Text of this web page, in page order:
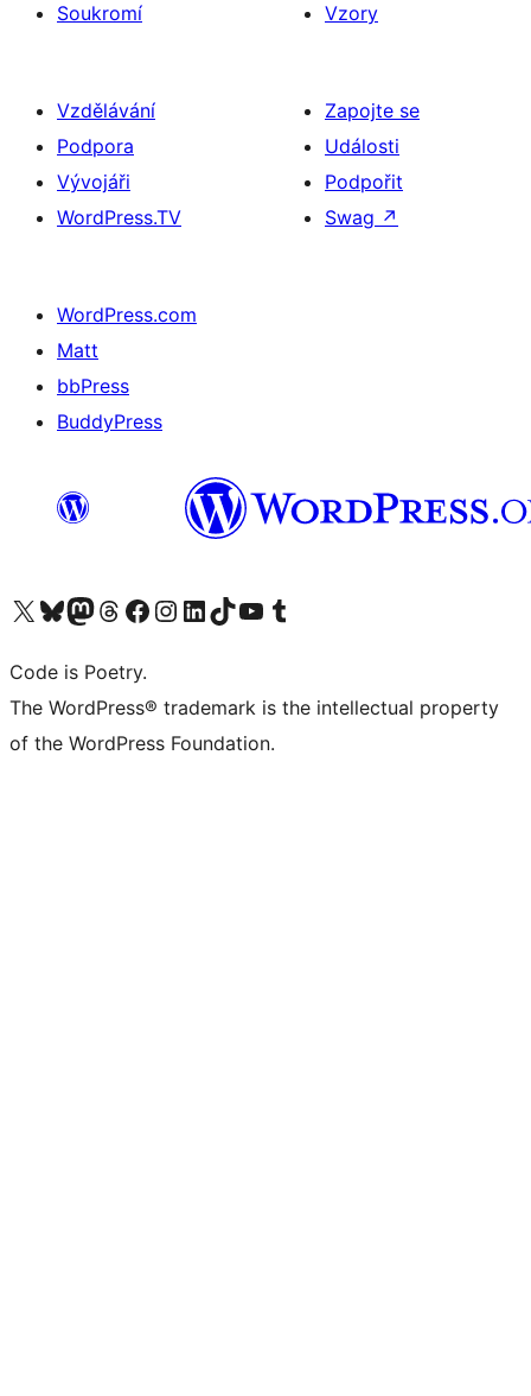
Soukromí
Vzory
Vzdělávání
Podpora
Vývojáři
WordPress.TV
Zapojte se
Události
Podpořit
Swag ↗
WordPress.com
Matt
bbPress
BuddyPress
Navštivte náš účet na X (dříve Twitter)
Navštivte náš Bluesky účetNavštivte náš účet Mastodon
Navštivte náš Threads účetNavštivte naši stránku na Facebooku
Navštivte náš Instagram účetNavštivte náš LinkedIn účetNavštivte náš TikTok účetNavštivte náš YouTube kanálNavštivte náš Tumblr účet
Code is Poetry.
The WordPress® trademark is the intellectual property
of the WordPress Foundation.